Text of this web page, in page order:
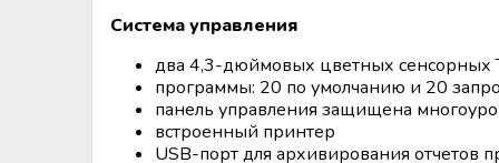
Аппараты для донорского и
Аппараты для автоматического
Система управления
два 4,3-дюймовых цветных сенсорных
программы: 20 по умолчанию и 20
панель управления защищена
встроенный принтер
USB-порт для архивирования